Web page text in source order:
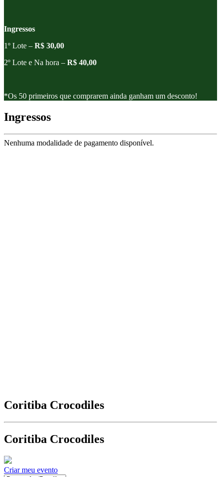
Ingressos
1º Lote – R$ 30,00
2º Lote e Na hora – R$ 40,00
*Os 50 primeiros que comprarem ainda ganham um desconto!
Ingressos
Nenhuma modalidade de pagamento disponível.
Coritiba Crocodiles
Coritiba Crocodiles
Criar meu evento